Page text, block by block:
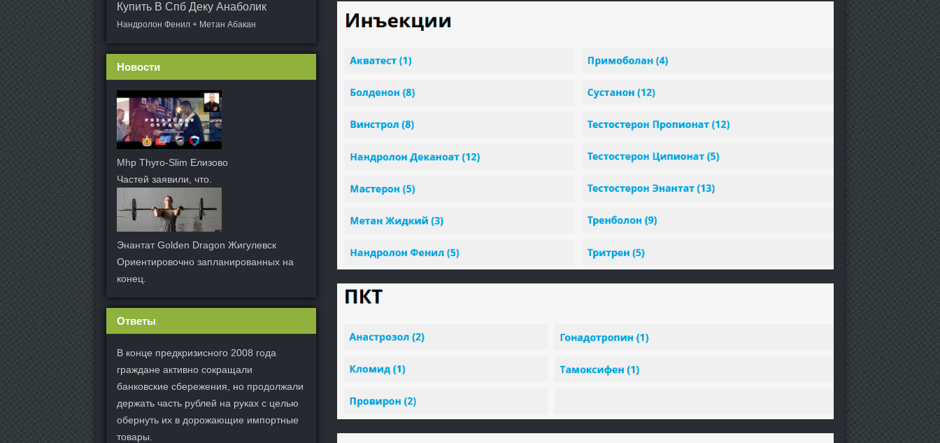
Купить В Спб Деку Анаболик
Нандролон Фенил + Метан Абакан
Новости
Mhp Thyro-Slim Елизово
Частей заявили, что.
Энантат Golden Dragon Жигулевск
Ориентировочно запланированных на
конец.
Ответы
В конце предкризисного 2008 года
граждане активно сокращали
банковские сбережения, но продолжали
держать часть рублей на руках с целью
обернуть их в дорожающие импортные
товары.